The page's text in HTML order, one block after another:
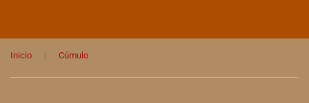
Inicio › Cúmulo